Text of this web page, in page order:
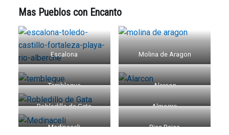
Mas Pueblos con Encanto
Escalona Molina de Aragon
Tembleque Alarcon
Robledillo de Gata Almagro
Medinaceli Rias Bajas